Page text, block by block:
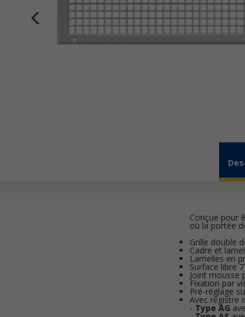
Conçue pour
où la portée
Grille double
Cadre et
Lamelles en
Surface libre
Joint mousse
Fixation par
Pré-réglage
Avec registre
- Type AG